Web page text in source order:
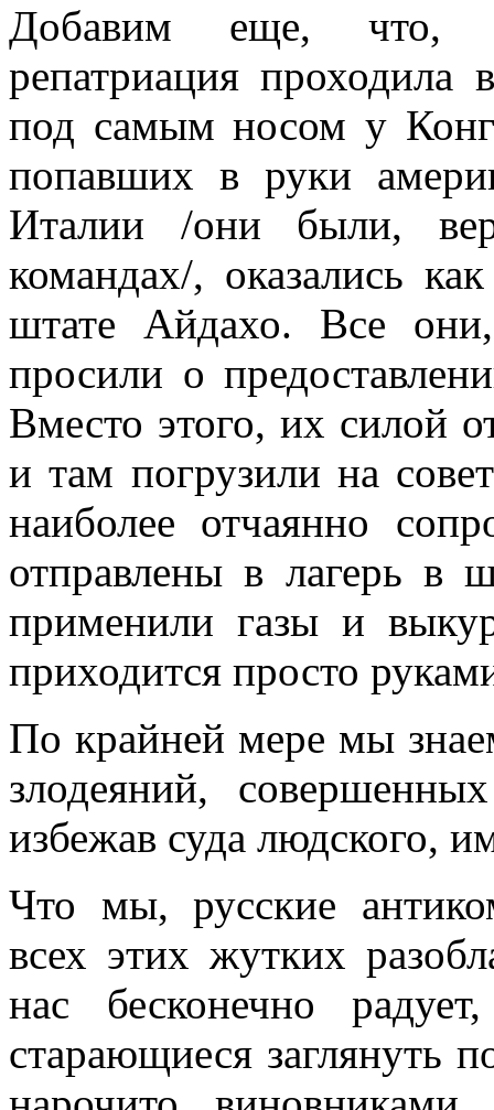
Добавим еще, что,
репатриация
под самым носом у
попавших в руки
Италии /они были,
командах/, оказались
штате Айдахо. Все
просили о
Вместо этого, их силой
и там погрузили на
наиболее отчаянно
отправлены в лагерь
применили газы и
приходится просто
По крайней мере мы
злодеяний,
избежав суда людского,
Что мы, русские
всех этих жутких
нас бесконечно
старающиеся заглянуть